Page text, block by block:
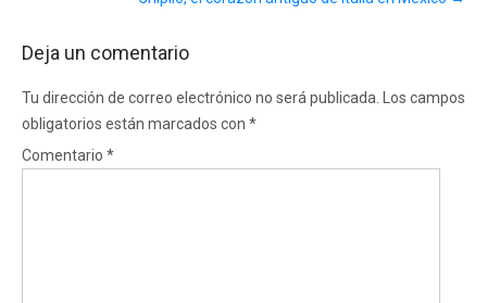
Deja un comentario
Tu dirección de correo electrónico no será publicada.
Los campos
obligatorios están marcados con *
Comentario *